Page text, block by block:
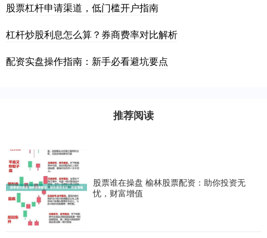
股票杠杆申请渠道，低门槛开户指南
杠杆炒股利息怎么算？券商费率对比解析
配资实盘操作指南：新手必看避坑要点
推荐阅读
股票谁在操盘 榆林股票配资：助你投资无
忧，财富增值